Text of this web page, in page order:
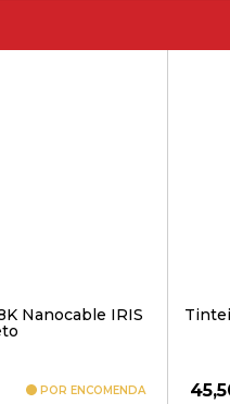
Nanocable IRIS
POR ENCOMENDA